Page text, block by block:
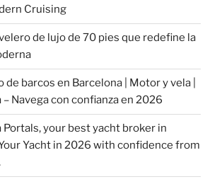
Cruising
de lujo de 70 pies que redefine la
barcos en Barcelona | Motor y vela |
Navega con confianza en 2026
Portals, your best yacht broker in
Yacht in 2026 with confidence from